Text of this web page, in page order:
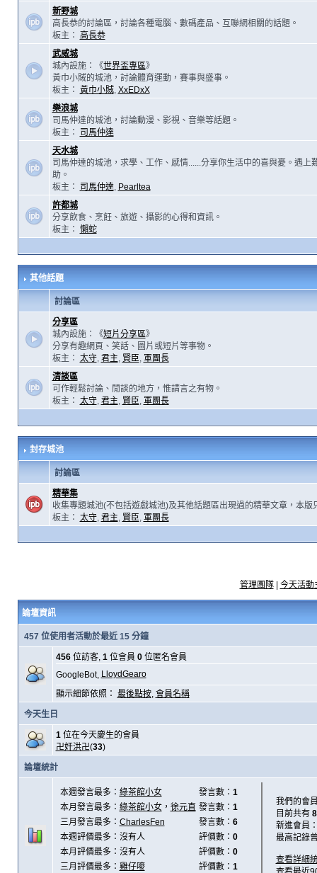
新野城
高長恭的討論區，討論各種電腦、數碼產品、互聯網相關的話題。
板主：
高長恭
武威城
城內設施：《世界盃專區》
黃巾小賊的城池，討論體育運動，賽事與盛事。
板主： 黃巾小賊, XxEDxX
樂浪城
司馬仲達的城池，討論動漫、影視、音樂等話題。
板主：
司馬仲達
天水城
司馬仲達的城池，求學、工作、感情......分享你生活中的喜與憂。遇上
助。
板主：
司馬仲達, Pearltea
許都城
分享飲食、烹飪、旅遊、攝影的心得和資訊。
板主： 懶蛇
其他話題
討論區
分享區
城內設施：《短片分享區》
分享有趣網頁、笑話、圖片或短片等事物。
板主： 太守, 君主, 賢臣, 軍團長
清談區
可作輕鬆討論、閒談的地方，惟請言之有物。
板主： 太守, 君主, 賢臣, 軍團長
封存城池
討論區
精華集
收集專題城池(不包括遊戲城池)及其他話題區出現過的精華文章，本版
板主： 太守, 君主, 賢臣, 軍團長
管理團隊| 今天活動
論壇資訊
457 位使用者活動於最近 15 分鐘
456位訪客, 1位會員 0位匿名會員
GoogleBot, LloydGearo
顯示細節依照： 最後點按, 會員名稱
今天生日
1位在今天慶生的會員
卍奸洪卍(33)
論壇統計
本週發言最多： 綠茶館小女 發言數： 1
本月發言最多： 綠茶館小女， 徐元直 發言數： 1
三月發言最多： CharlesFen 發言數： 6
本週評價最多：沒有人
評價數： 0
本月評價最多：沒有人
評價數： 0
三月評價最多： 雞仔嘜 評價數： 1
我們的會
目前共有
新進會員
最高記錄
查看詳細